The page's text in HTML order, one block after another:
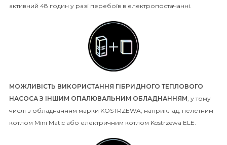
активний 48 годин у разі перебоїв в електропостачанні.
МОЖЛИВІСТЬ ВИКОРИСТАННЯ ГІБРИДНОГО ТЕПЛОВОГО
НАСОСА З ІНШИМ ОПАЛЮВАЛЬНИМ ОБЛАДНАННЯМ, у тому
числі з обладнанням марки KOSTRZEWA, наприклад, пелетним
котлом Mini Matic або електричним котлом Kostrzewa ELE.